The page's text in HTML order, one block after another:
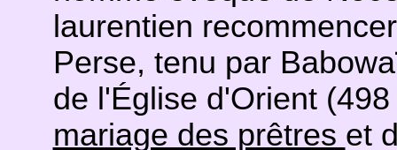
laurentien
Perse, tenu par
de l'Église d'Orient
mariage des prêtres et